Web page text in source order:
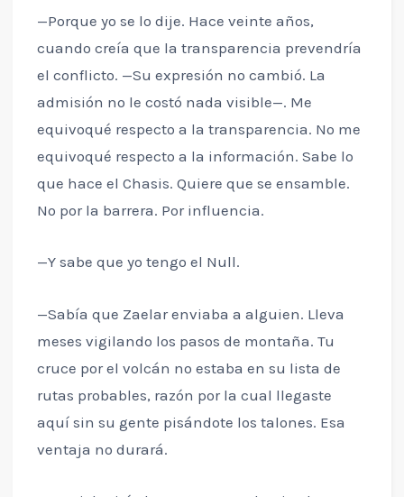
—Porque yo se lo dije. Hace veinte años,
cuando creía que la transparencia prevendría
el conflicto. —Su expresión no cambió. La
admisión no le costó nada visible—. Me
equivoqué respecto a la transparencia. No me
equivoqué respecto a la información. Sabe lo
que hace el Chasis. Quiere que se ensamble.
No por la barrera. Por influencia.
—Y sabe que yo tengo el Null.
—Sabía que Zaelar enviaba a alguien. Lleva
meses vigilando los pasos de montaña. Tu
cruce por el volcán no estaba en su lista de
rutas probables, razón por la cual llegaste
aquí sin su gente pisándote los talones. Esa
ventaja no durará.